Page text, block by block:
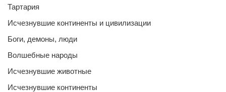
Тартария
Исчезнувшие континенты и цивилизации
Боги, демоны, люди
Волшебные народы
Исчезнувшие животные
Исчезнувшие континенты